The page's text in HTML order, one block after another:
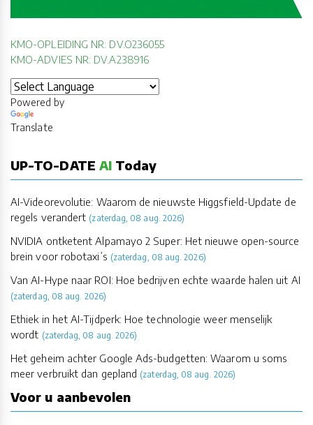
KMO-OPLEIDING NR: DV.O236055
KMO-ADVIES NR: DV.A238916
Powered by
Translate
UP-TO-DATE AI Today
AI-Videorevolutie: Waarom de nieuwste Higgsfield-Update de
regels verandert (zaterdag, 08 aug. 2026)
NVIDIA ontketent Alpamayo 2 Super: Het nieuwe open-source
brein voor robotaxi’s (zaterdag, 08 aug. 2026)
Van AI-Hype naar ROI: Hoe bedrijven echte waarde halen uit AI
(zaterdag, 08 aug. 2026)
Ethiek in het AI-Tijdperk: Hoe technologie weer menselijk
wordt (zaterdag, 08 aug. 2026)
Het geheim achter Google Ads-budgetten: Waarom u soms
meer verbruikt dan gepland (zaterdag, 08 aug. 2026)
Voor u aanbevolen